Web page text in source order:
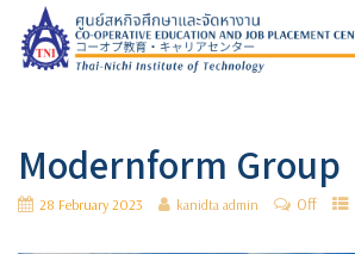
Modernform Group
28 February 2023 kanidta admin Off